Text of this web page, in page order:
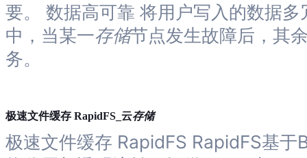
要。 数据高可靠 将用户写入的数据多
中，当某一存储节点发生故障后，其
务。
极速文件缓存 RapidFS_云存储
极速文件缓存 RapidFS RapidFS基于